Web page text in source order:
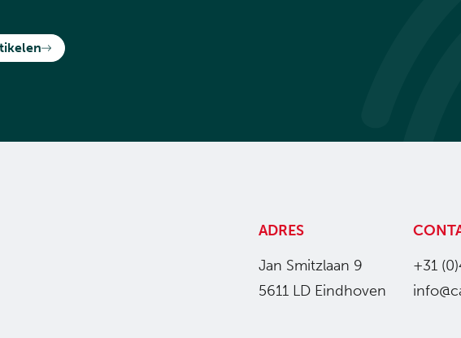
ADRES
Jan Smitzlaan 9
5611 LD Eindhoven
+31